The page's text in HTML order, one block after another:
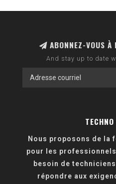
ABONNEZ-VOUS À
And stay up to date
Nous proposons de la
pour les
besoin de
répondre aux